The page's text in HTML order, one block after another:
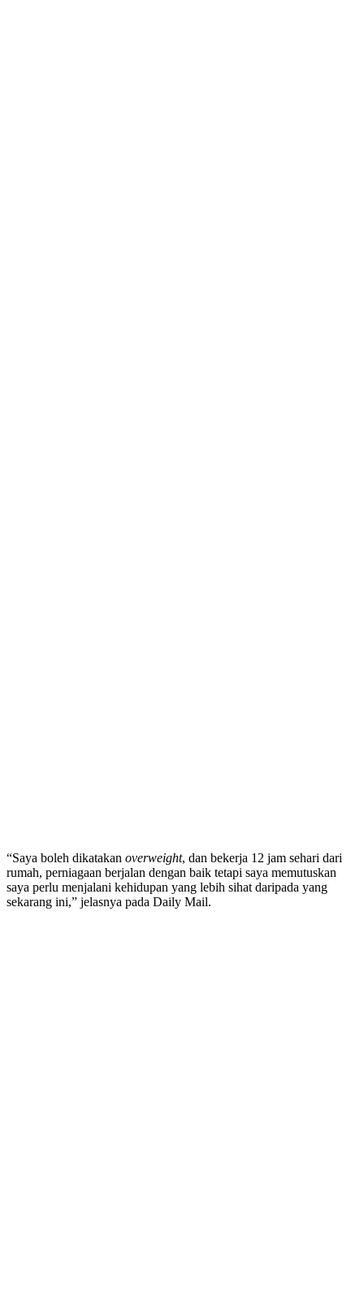
“Saya boleh dikatakan overweight, dan bekerja 12 jam sehari dari
rumah, perniagaan berjalan dengan baik tetapi saya memutuskan
saya perlu menjalani kehidupan yang lebih sihat daripada yang
sekarang ini,” jelasnya pada Daily Mail.